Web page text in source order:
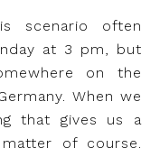
scenario often
at 3 pm, but
on the
When we
that gives us a
of course.